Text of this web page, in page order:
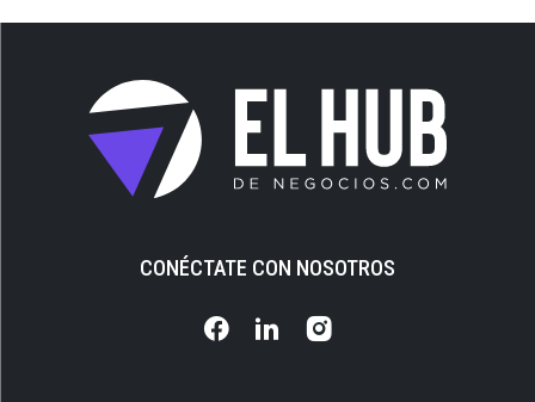
CONÉCTATE CON NOSOTROS